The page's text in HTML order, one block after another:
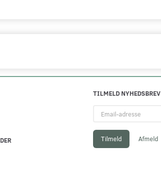
TILMELD NYHEDSBREV
adresse
Tilmeld Afmeld